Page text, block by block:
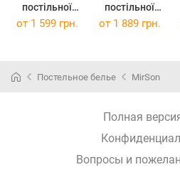
постільної
білизни Бязь
160х220 см
постільної
білизни Бязь
220х240 см
от 1 599 грн. от 1 889 грн.
Постельное белье MirSon
Полная
Вопросы и